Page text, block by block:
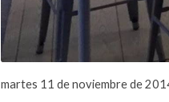
martes 11 de noviembre de